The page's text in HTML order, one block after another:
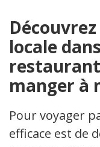
locale
manger à
Pour voyager
efficace est de